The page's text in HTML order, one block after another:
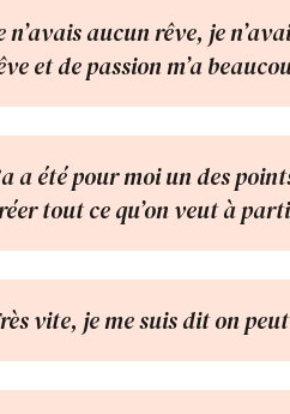
n’avais aucun rêve, je
et de passion m’a
a été pour moi un des
tout ce qu’on veut à
vite, je me suis dit on